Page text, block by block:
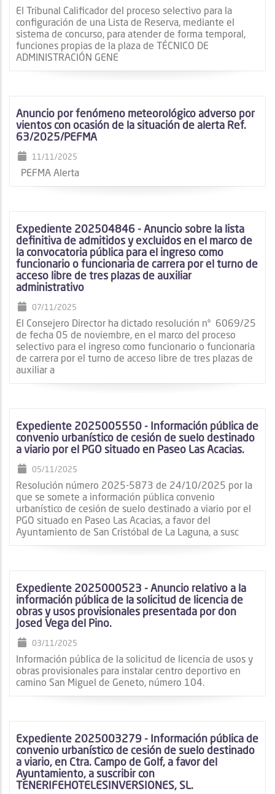
El Tribunal Calificador del proceso selectivo para la
configuración de una Lista de Reserva, mediante el
sistema de concurso, para atender de forma temporal,
funciones propias de la plaza de TÉCNICO DE
ADMINISTRACIÓN GENE
Anuncio por fenómeno meteorológico adverso por
vientos con ocasión de la situación de alerta Ref.
63/2025/PEFMA
11/11/2025
PEFMA Alerta
Expediente 202504846 - Anuncio sobre la lista
definitiva de admitidos y excluidos en el marco de
la convocatoria pública para el ingreso como
funcionario o funcionaria de carrera por el turno de
acceso libre de tres plazas de auxiliar
administrativo
07/11/2025
El Consejero Director ha dictado resolución nº 6069/25
de fecha 05 de noviembre, en el marco del proceso
selectivo para el ingreso como funcionario o funcionaria
de carrera por el turno de acceso libre de tres plazas de
auxiliar a
Expediente 2025005550 - Información pública de
convenio urbanístico de cesión de suelo destinado
a viario por el PGO situado en Paseo Las Acacias.
05/11/2025
Resolución número 2025-5873 de 24/10/2025 por la
que se somete a información pública convenio
urbanístico de cesión de suelo destinado a viario por el
PGO situado en Paseo Las Acacias, a favor del
Ayuntamiento de San Cristóbal de La Laguna, a susc
Expediente 2025000523 - Anuncio relativo a la
información pública de la solicitud de licencia de
obras y usos provisionales presentada por don
Josed Vega del Pino.
03/11/2025
Información pública de la solicitud de licencia de usos y
obras provisionales para instalar centro deportivo en
camino San Miguel de Geneto, número 104.
Expediente 2025003279 - Información pública de
convenio urbanístico de cesión de suelo destinado
a viario, en Ctra. Campo de Golf, a favor del
Ayuntamiento, a suscribir con
TENERIFEHOTELESINVERSIONES, SL.